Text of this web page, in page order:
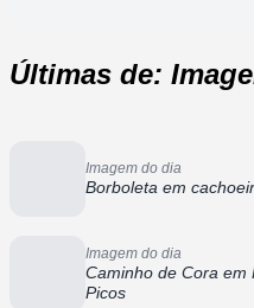
Últimas de:
Imagem do dia
Borboleta em
Imagem do dia
Caminho de Cora em
Picos